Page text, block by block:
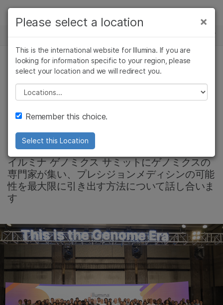
Skip to content
ソリューション
ラーニング
企業情報
サポート
お気に入りの分野を選択
ニュースセンター
プレシジョンヘルス, 集団ゲノミクス, 会社情報, コミュニ
ティー
インドにおける健康
転帰改善への一歩
イルミナ ゲノミクス サミットにゲノミクスの
専門家が集い、プレシジョンメディシンの可能
性を最大限に引き出す方法について話し合いま
す
×
Please select a location
This is the international website for Illumina. If you are
looking for information specific to your region, please
select your location and we will redirect you.
Please select a location
Remember this choice.
Select this Location
×
がん研究
微生物研究
農学研究
複雑な疾患
臨床オンコロジー
生殖医学
患研究